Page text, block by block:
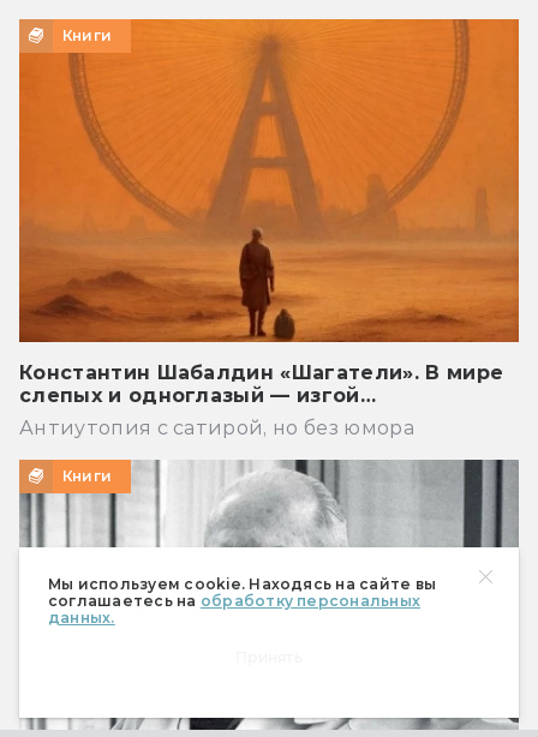
Мы используем cookie. Находясь на сайте вы
соглашаетесь на обработку персональных
данных.
Книги
Константин Шабалдин «Шагатели». В мире
слепых и одноглазый — изгой…
Антиутопия с сатирой, но без юмора
Книги